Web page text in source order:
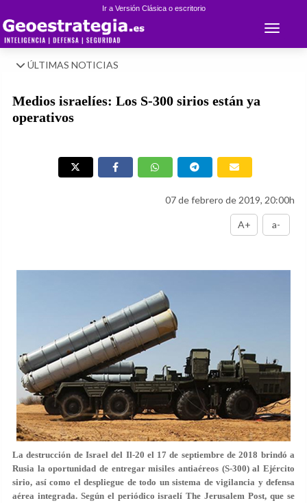
Ir a Versión Clásica o escritorio
Toggle
ÚLTIMAS NOTICIAS
Medios israelíes: Los S-300 sirios están ya
operativos
07 de febrero de 2019, 20:00h
A+ a-
La destrucción de Israel del Il-20 el 17 de septiembre de 2018 brindó a
Rusia la oportunidad de entregar misiles antiaéreos (S-300) al Ejército
sirio, así como el despliegue de todo un sistema de vigilancia y defensa
aérea integrada. Según el periódico israelí The Jerusalem Post, que se